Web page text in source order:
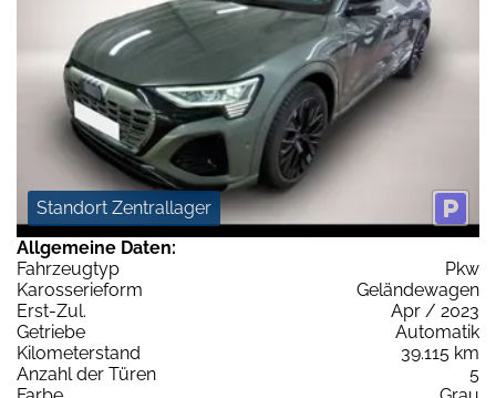
Standort Zentrallager
Allgemeine Daten:
Fahrzeugtyp
Pkw
Karosserieform
Geländewagen
Erst-Zul.
Apr / 2023
Getriebe
Automatik
Kilometerstand
39.115 km
Anzahl der Türen
5